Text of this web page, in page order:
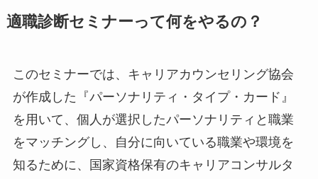
適職診断セミナーって何をやるの？
このセミナーでは、キャリアカウンセリング協会
が作成した『パーソナリティ・タイプ・カード』
を用いて、個人が選択したパーソナリティと職業
をマッチングし、自分に向いている職業や環境を
知るために、国家資格保有のキャリアコンサルタ